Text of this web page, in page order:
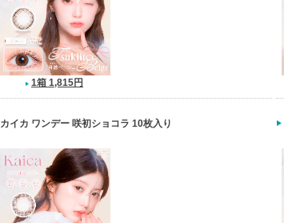
1箱 1,815円
カイカ ワンデー 咲初ショコラ 10枚入り